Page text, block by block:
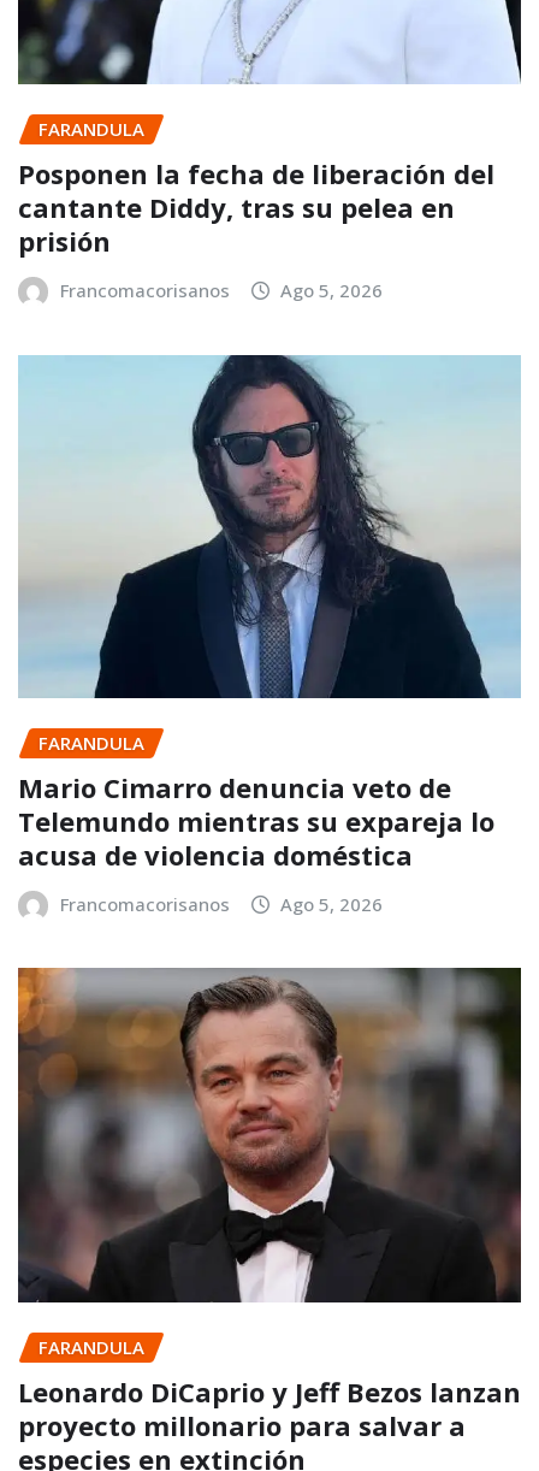
FARANDULA
Posponen la fecha de liberación del
cantante Diddy, tras su pelea en
prisión
Francomacorisanos Ago 5, 2026
FARANDULA
Mario Cimarro denuncia veto de
Telemundo mientras su expareja lo
acusa de violencia doméstica
Francomacorisanos Ago 5, 2026
FARANDULA
Leonardo DiCaprio y Jeff Bezos lanzan
proyecto millonario para salvar a
especies en extinción